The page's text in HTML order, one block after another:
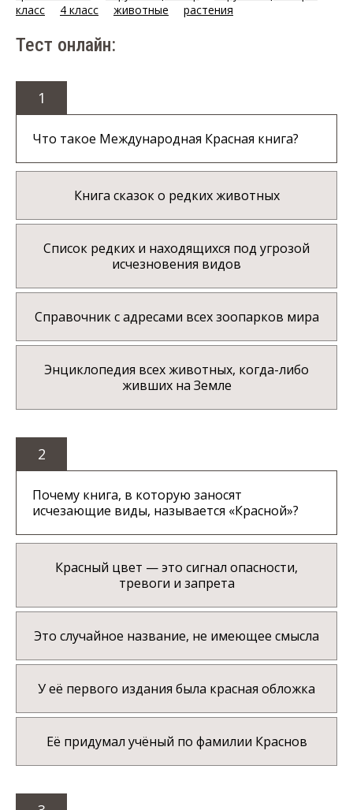
класс
4 класс животные растения
Тест онлайн:
1
Что такое Международная Красная книга?
Книга сказок о редких животных
Список редких и находящихся под угрозой
исчезновения видов
Справочник с адресами всех зоопарков мира
Энциклопедия всех животных, когда-либо
живших на Земле
2
Почему книга, в которую заносят
исчезающие виды, называется «Красной»?
Красный цвет — это сигнал опасности,
тревоги и запрета
Это случайное название, не имеющее смысла
У её первого издания была красная обложка
Её придумал учёный по фамилии Краснов